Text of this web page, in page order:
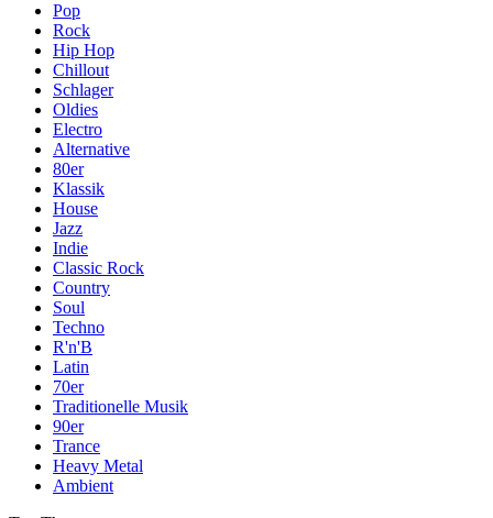
Pop
Rock
Hip Hop
Chillout
Schlager
Oldies
Electro
Alternative
80er
Klassik
House
Jazz
Indie
Classic Rock
Country
Soul
Techno
R'n'B
Latin
70er
Traditionelle Musik
90er
Trance
Heavy Metal
Ambient